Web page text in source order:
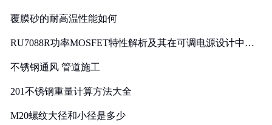
覆膜砂的耐高温性能如何
RU7088R功率MOSFET特性解析及其在可调电源设计中的
不锈钢通风 管道施工
201不锈钢重量计算方法大全
M20螺纹大径和小径是多少